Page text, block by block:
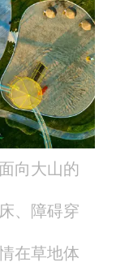
向大山的
、障碍穿
在草地体